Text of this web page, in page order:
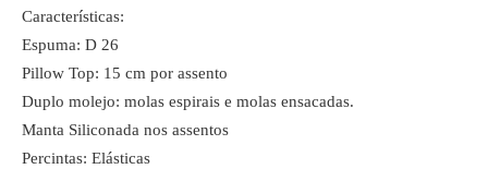
Características:
Espuma: D 26
Pillow Top: 15 cm por assento
Duplo molejo: molas espirais e molas ensacadas.
Manta Siliconada nos assentos
Percintas: Elásticas